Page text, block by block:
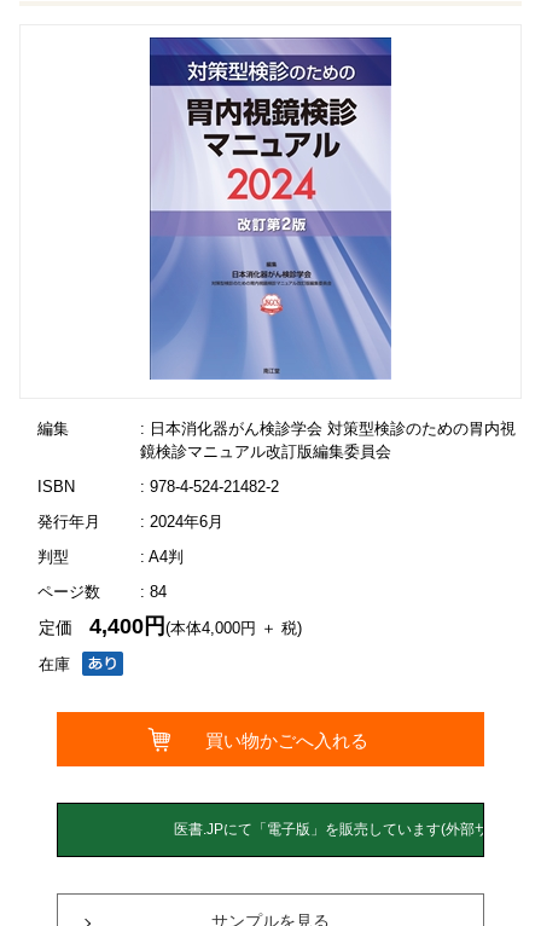
編集
: 日本消化器がん検診学会 対策型検診のための胃内視
鏡検診マニュアル改訂版編集委員会
ISBN
: 978-4-524-21482-2
発行年月
: 2024年6月
判型
: A4判
ページ数
: 84
在庫
定価4,400円(本体4,000円 ＋ 税)
サンプルを見る